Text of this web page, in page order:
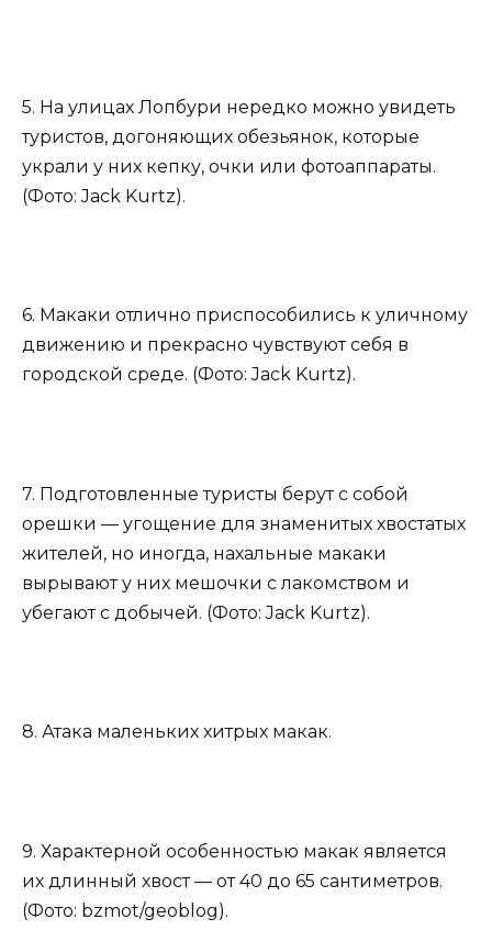
5. На улицах Лопбури нередко можно увидеть
туристов, догоняющих обезьянок, которые
украли у них кепку, очки или фотоаппараты.
(Фото: Jack Kurtz).
6. Макаки отлично приспособились к уличному
движению и прекрасно чувствуют себя в
городской среде. (Фото: Jack Kurtz).
7. Подготовленные туристы берут с собой
орешки — угощение для знаменитых хвостатых
жителей, но иногда, нахальные макаки
вырывают у них мешочки с лакомством и
убегают с добычей. (Фото: Jack Kurtz).
8. Атака маленьких хитрых макак.
9. Характерной особенностью макак является
их длинный хвост — от 40 до 65 сантиметров.
(Фото: bzmot/geoblog).